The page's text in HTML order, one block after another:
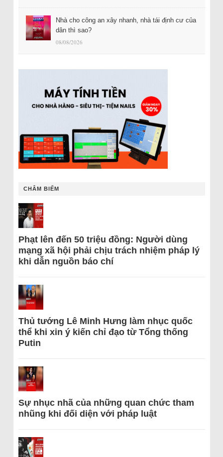
Nhà cho công an xây nhanh, nhà tái định cư của
dân thì sao?
08/08/2026
CHÂM BIẾM
Phạt lên đến 50 triệu đồng: Người dùng
mạng xã hội phải chịu trách nhiệm pháp lý
khi dẫn nguồn báo chí
Thủ tướng Lê Minh Hưng làm nhục quốc
thể khi xin ý kiến chỉ đạo từ Tổng thống
Putin
Sự nhục nhã của những quan chức tham
nhũng khi đối diện với pháp luật